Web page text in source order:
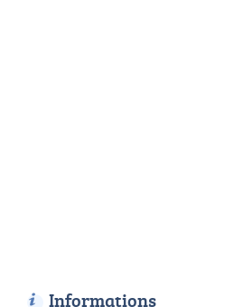
Informations